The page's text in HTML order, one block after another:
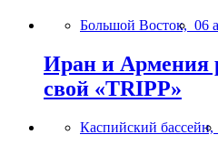
Большой Восток, 06
Иран и Армения
свой «TRIPP»
Каспийский бассейн,